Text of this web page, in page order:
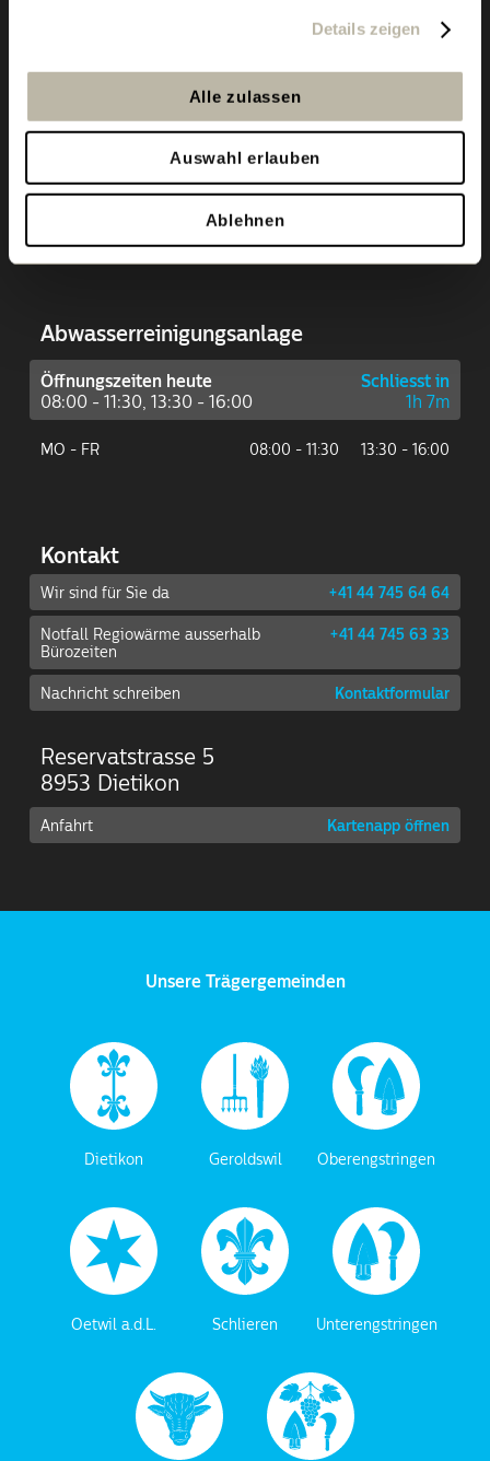
Details zeigen
Alle zulassen
Auswahl erlauben
Ablehnen
Öffnungszeiten heute
07:15 - 12:00, 13:00 - 16:45
Schliesst in
Abwasser­reinigungs­anlage
Öffnungszeiten heute
08:00 - 11:30, 13:30 - 16:00
Schliesst in
1h 7m
MO - FR 08:00 - 11:30 13:30 - 16:00
Kontakt
Wir sind für Sie da +41 44 745 64 64
Notfall Regiowärme ausserhalb
Bürozeiten
+41 44 745 63 33
Nachricht schreiben Kontaktformular
Reservatstrasse 5
8953 Dietikon
Anfahrt Kartenapp öffnen
Unsere Trägergemeinden
Dietikon Geroldswil Oberengstringen
Oetwil a.d.L. Schlieren Unterengstringen